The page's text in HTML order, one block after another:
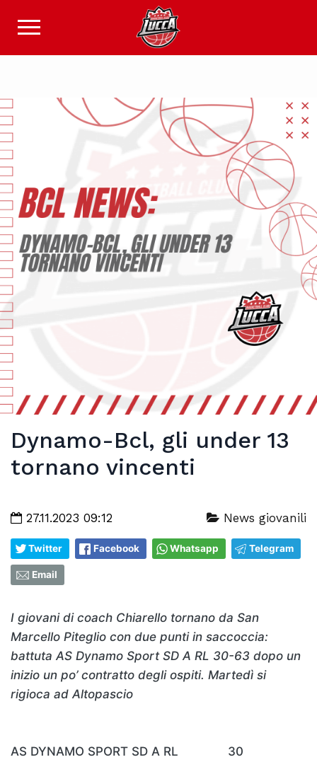
Dynamo-Bcl, gli under 13
tornano vincenti
27.11.2023 09:12 News giovanili
Twitter Facebook Whatsapp Telegram
Email
I giovani di coach Chiarello tornano da San
Marcello Piteglio con due punti in saccoccia:
battuta AS Dynamo Sport SD A RL 30-63 dopo un
inizio un po’ contratto degli ospiti. Martedì si
rigioca ad Altopascio
AS DYNAMO SPORT SD A RL 30